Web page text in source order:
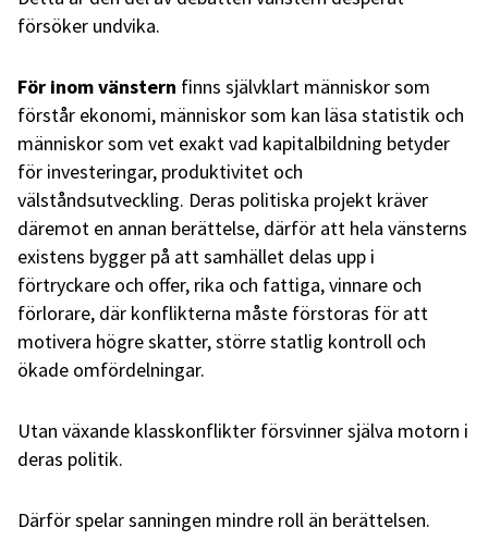
försöker undvika.
För inom vänstern finns självklart människor som
förstår ekonomi, människor som kan läsa statistik och
människor som vet exakt vad kapitalbildning betyder
för investeringar, produktivitet och
välståndsutveckling. Deras politiska projekt kräver
däremot en annan berättelse, därför att hela vänsterns
existens bygger på att samhället delas upp i
förtryckare och offer, rika och fattiga, vinnare och
förlorare, där konflikterna måste förstoras för att
motivera högre skatter, större statlig kontroll och
ökade omfördelningar.
Utan växande klasskonflikter försvinner själva motorn i
deras politik.
Därför spelar sanningen mindre roll än berättelsen.